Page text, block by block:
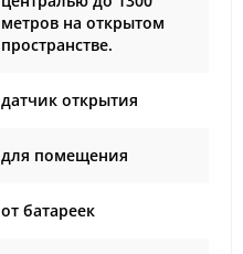
метров на открытом
пространстве.
датчик открытия
для помещения
от батареек